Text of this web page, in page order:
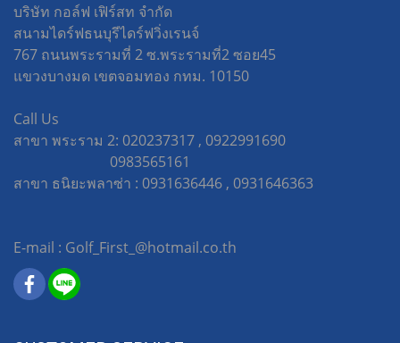
บริษัท กอล์ฟ เฟิร์สท จำกัด
สนามไดร์ฟธนบุรีไดร์ฟวิ่งเรนจ์
767 ถนนพระรามที่ 2 ซ.พระรามที่2 ซอย45
แขวงบางมด เขตจอมทอง กทม. 10150
Call Us
สาขา พระราม 2: 020237317 , 0922991690
0983565161
สาขา ธนิยะพลาซ่า : 0931636446 , 0931646363
E-mail : Golf_First_@hotmail.co.th